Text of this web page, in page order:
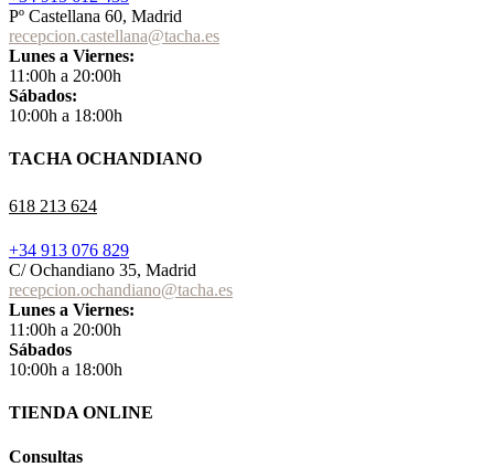
Pº Castellana 60, Madrid
recepcion.castellana@tacha.es
Lunes a Viernes:
11:00h a 20:00h
Sábados:
10:00h a 18:00h
TACHA OCHANDIANO
618 213 624
+34 913 076 829
C/ Ochandiano 35, Madrid
recepcion.ochandiano@tacha.es
Lunes a Viernes:
11:00h a 20:00h
Sábados
10:00h a 18:00h
TIENDA ONLINE
Consultas